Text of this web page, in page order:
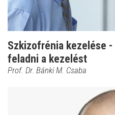
Szkizofrénia kezelése -
feladni a kezelést
Prof. Dr. Bánki M. Csaba